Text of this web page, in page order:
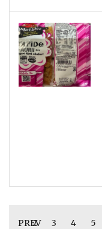
PREV
2 3 4 5